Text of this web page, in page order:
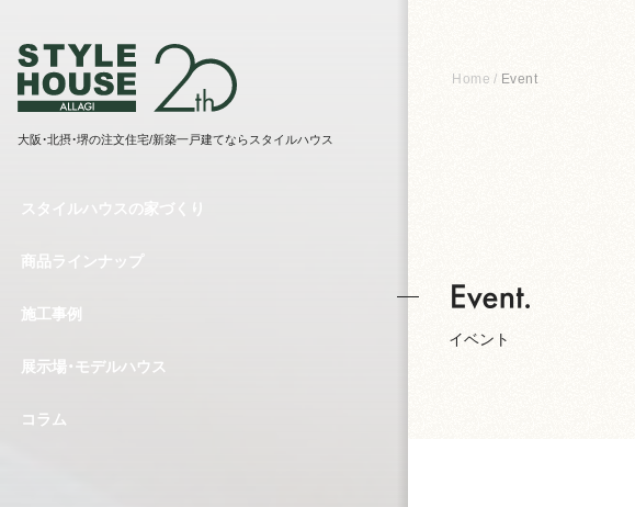
大阪・北摂・堺の注文住宅/新築一戸建てならスタイルハウス
スタイルハウスの家づくり
商品ラインナップ
施工事例
展示場・モデルハウス
コラム
Home Event
イベント